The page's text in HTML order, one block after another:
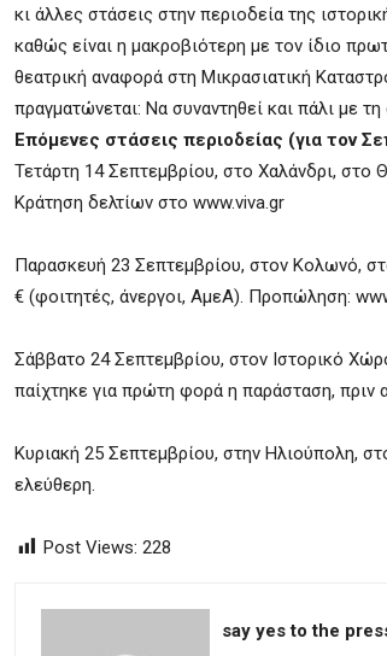
κι άλλες στάσεις στην περιοδεία της
καθώς είναι η μακροβιότερη με τον ίδιο
θεατρική αναφορά στη Μικρασιατική
πραγματώνεται: Να συναντηθεί και πάλι με
Επόμενες στάσεις περιοδείας (για τον
Τετάρτη 14 Σεπτεμβρίου, στο Χαλάνδρι, στο
Κράτηση δελτίων στο www.viva.gr
Παρασκευή 23 Σεπτεμβρίου, στον Κολωνό,
€ (φοιτητές, άνεργοι, ΑμεΑ). Προπώληση:
Σάββατο 24 Σεπτεμβρίου, στον Ιστορικό
παίχτηκε για πρώτη φορά η παράσταση, πριν
Κυριακή 25 Σεπτεμβρίου, στην Ηλιούπολη,
ελεύθερη.
Post Views: 228
say yes to the